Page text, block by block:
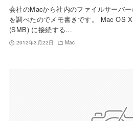
会社のMacから社内のファイルサーバ
を調べたのでメモ書きです。 Mac OS
(SMB) に接続する…
2012年3月22日 Mac